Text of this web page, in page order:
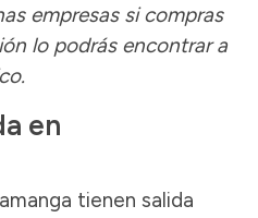
empresas si compras
lo podrás encontrar a
en
tienen salida